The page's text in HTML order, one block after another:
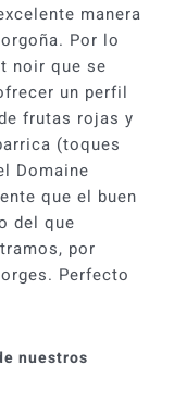
manera
Por lo
noir que se
un perfil
frutas rojas y
(toques
Domaine
que el buen
del que
por
Perfecto
nuestros